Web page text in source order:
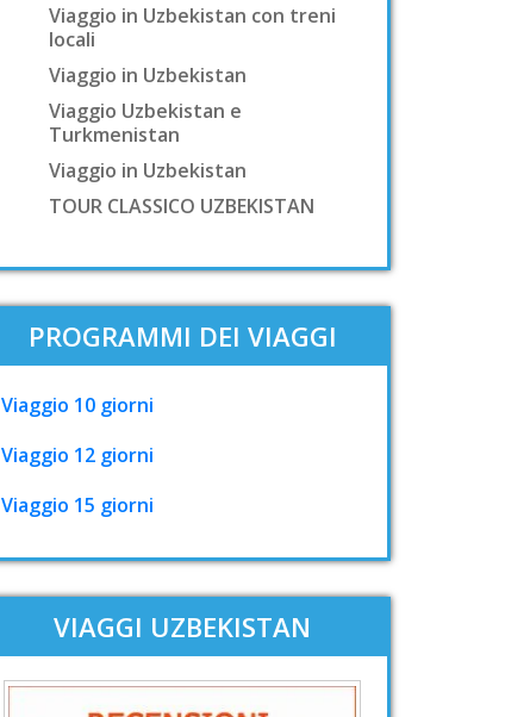
Viaggio in Uzbekistan con treni
locali
Viaggio in Uzbekistan
Viaggio Uzbekistan e
Turkmenistan
Viaggio in Uzbekistan
TOUR CLASSICO UZBEKISTAN
PROGRAMMI DEI VIAGGI
Viaggio 10 giorni
Viaggio 12 giorni
Viaggio 15 giorni
VIAGGI UZBEKISTAN